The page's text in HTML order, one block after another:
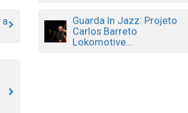
Guarda In Jazz: Projeto
Carlos Barreto
Lokomotive...